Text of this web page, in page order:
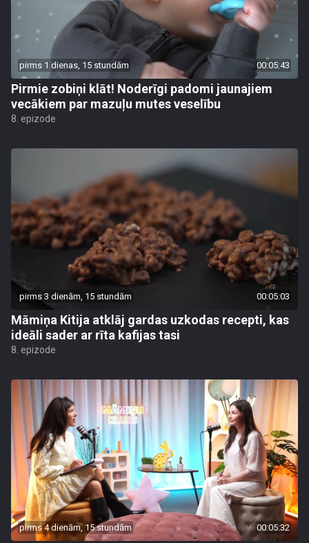
pirms 1 dienas, 15 stundām 00:05:43
Pirmie zobiņi klāt! Noderīgi padomi jaunajiem
vecākiem par mazuļu mutes veselību
8. epizode
pirms 3 dienām, 15 stundām 00:05:03
Māmiņa Kitija atklāj gardas uzkodas recepti, kas
ideāli sader ar rīta kafijas tasi
8. epizode
pirms 4 dienām, 15 stundām 00:05:32